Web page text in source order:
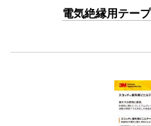
電気絶縁用テー
1,